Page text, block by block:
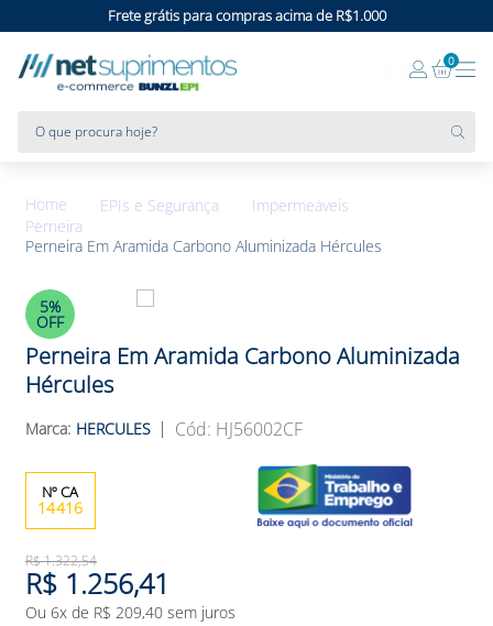
Frete grátis para compras acima de R$1.000
0
EPIs e Segurança
Impermeáveis
Perneira
Perneira Em Aramida Carbono Aluminizada Hércules
5%
OFF
Perneira Em Aramida Carbono Aluminizada
Hércules
HERCULES : HJ56002CF
14416
R$1.322,54
R$ 1.256,41
Ou 6x de R$ 209,40 sem juros